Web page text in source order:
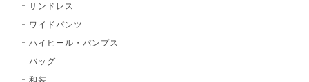
サンドレス
ワイドパンツ
ハイヒール・パンプス
バッグ
和装